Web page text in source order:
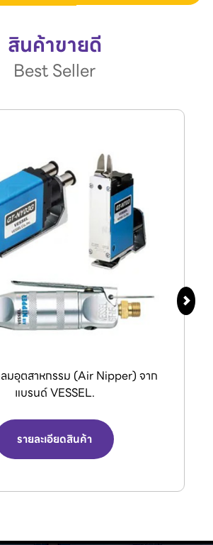
สินค้าขายดี
Best Seller
มอุตสาหกรรม (Air Nipper) จาก
แบรนด์ VESSEL.
รายละเอียดสินค้า